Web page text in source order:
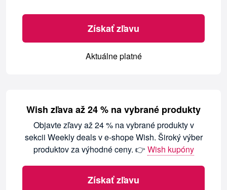
Získať zľavu
Aktuálne platné
Wish zľava až 24 % na vybrané produkty
Objavte zľavy až 24 % na vybrané produkty v
sekcii Weekly deals v e-shope Wish. Široký výber
produktov za výhodné ceny. 👉 Wish kupóny
Získať zľavu